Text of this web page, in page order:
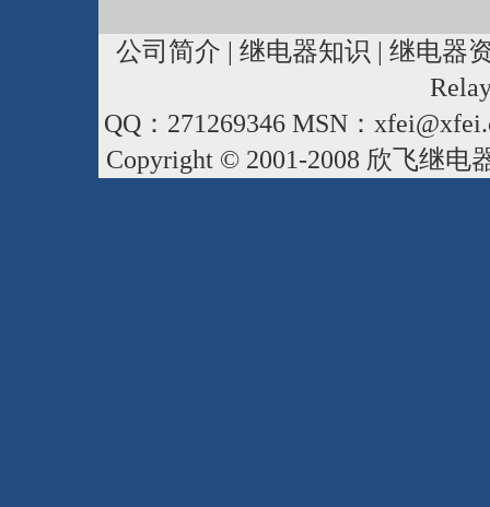
公司简介 | 继电器知识 | 继电器
QQ：271269346 MSN：
Copyright © 2001-2008 欣飞继电